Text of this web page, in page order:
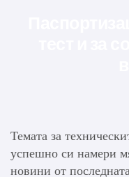
Темата за
успешно си намери
новини от